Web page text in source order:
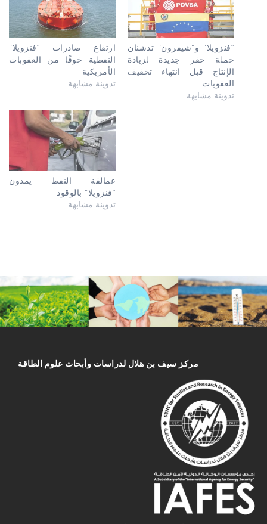
ارتفاع صادرات “فنزويلا”
النفطية خوفًا من العقوبات
الأمريكية
تدوينة مشابهة
“فنزويلا” و”شيفرون” تدشنان
حملة حفر جديدة لزيادة
الإنتاج قبل انتهاء تخفيف
العقوبات
تدوينة مشابهة
عمالقة النفط يمدون
“فنزويلا” بالوقود
تدوينة مشابهة
مركز سیف بن هلال لدراسات وأبحاث علوم الطاقة